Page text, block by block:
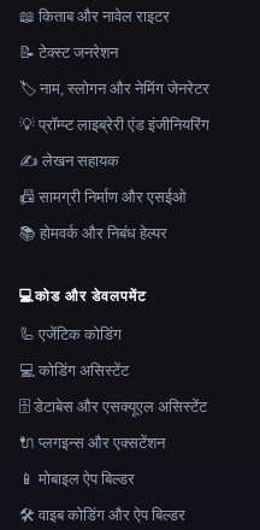
📖 किताब और नावेल राइटर
📝 टेक्स्ट जनरेशन
🏷️ नाम, स्लोगन और नेमिंग जेनरेटर
💡 प्रॉम्प्ट लाइब्रेरी एंड इंजीनियरिंग
✍️ लेखन सहायक
📠 सामग्री निर्माण और एसईओ
📚 होमवर्क और निबंध हेल्पर
💻कोड और डेवलपमेंट
🦾 एजेंटिक कोडिंग
💻 कोडिंग असिस्टेंट
🗄️ डेटाबेस और एसक्यूएल असिस्टेंट
🔌 प्लगइन्स और एक्सटेंशन
📱 मोबाइल ऐप बिल्डर
🛠️ वाइब कोडिंग और ऐप बिल्डर